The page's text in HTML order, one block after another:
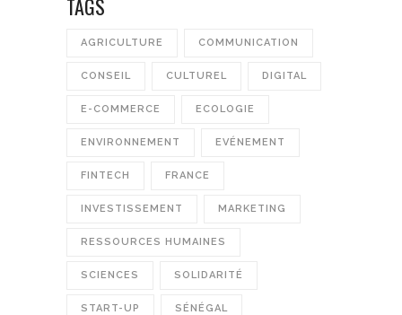
TAGS
AGRICULTURE COMMUNICATION
CONSEIL CULTUREL DIGITAL
E-COMMERCE ECOLOGIE
ENVIRONNEMENT EVÉNEMENT
FINTECH FRANCE
INVESTISSEMENT MARKETING
RESSOURCES HUMAINES
SCIENCES SOLIDARITÉ
START-UP SÉNÉGAL